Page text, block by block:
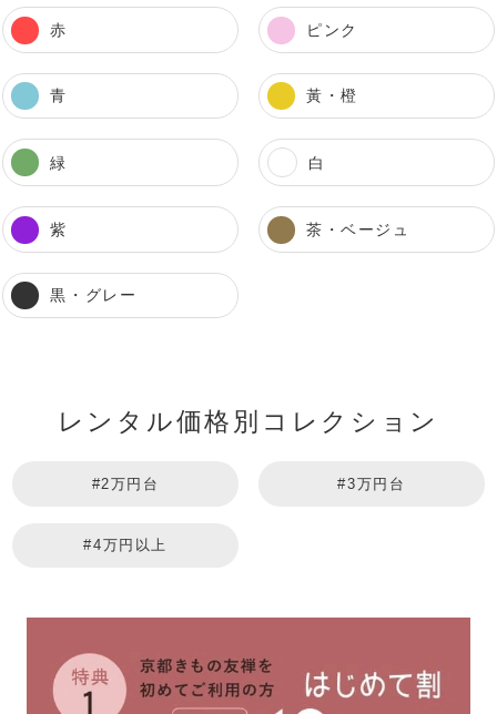
赤 ピンク
青 黃・橙
緑 白
紫 茶・ベージュ
黒・グレー
レンタル価格別コレクション
#2万円台 #3万円台
#4万円以上